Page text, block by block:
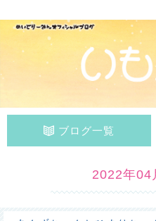
ブログ一覧
2022年04